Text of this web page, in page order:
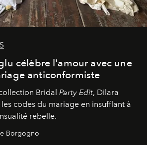
célèbre l'amour avec une
anticonformiste
Bridal Party Edit, Dilara
codes du mariage en insufflant à
rebelle.
Borgogno